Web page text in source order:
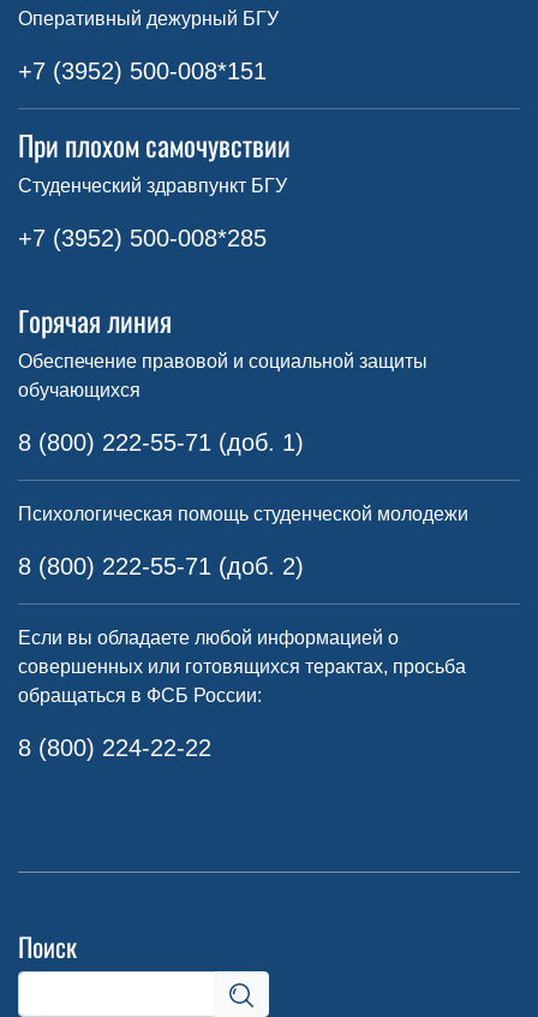
Оперативный дежурный БГУ
+7 (3952) 500-008*151
При плохом самочувствии
Студенческий здравпункт БГУ
+7 (3952) 500-008*285
Горячая линия
Обеспечение правовой и социальной защиты
обучающихся
8 (800) 222-55-71 (доб. 1)
Психологическая помощь студенческой молодежи
8 (800) 222-55-71 (доб. 2)
Если вы обладаете любой информацией о
совершенных или готовящихся терактах, просьба
обращаться в ФСБ России:
8 (800) 224-22-22
Поиск